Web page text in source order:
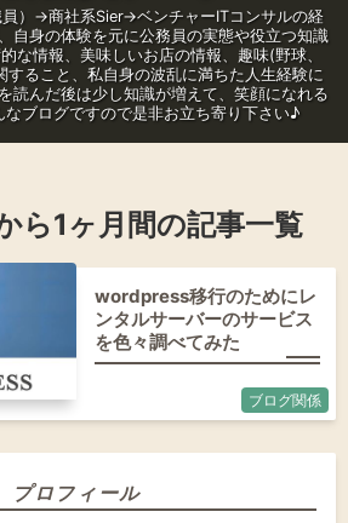
）→商社系Sier→ベンチャーITコンサルの経
自身の体験を元に公務員の実態や役立つ知識
な情報、美味しいお店の情報、趣味(野球、
すること、私自身の波乱に満ちた人生経験に
読んだ後は少し知識が増えて、笑顔になれる
ブログですので是非お立ち寄り下さい♪
1ヶ月間の記事一覧
wordpress移行のためにレ
ンタルサーバーのサービス
を色々調べてみた
ブログ関係
プロフィール